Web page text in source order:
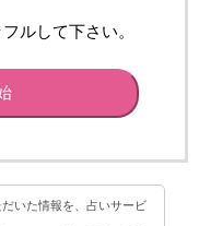
ルして下さい。
いた情報を、占いサービ